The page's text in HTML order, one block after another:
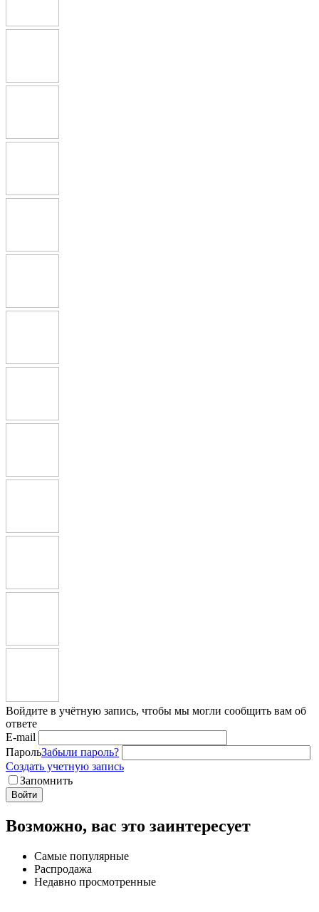
Войдите в учётную запись, чтобы мы могли сообщить вам об
ответе
E-mail
ПарольЗабыли пароль?
Создать учетную запись
Запомнить
Войти
Возможно, вас это заинтересует
Самые популярные
Распродажа
Недавно просмотренные